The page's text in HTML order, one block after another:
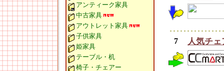
アンティーク家具
中古家具
アウトレット家具
子供家具
姫家具
テーブル・机
椅子・チェアー
7 人気チ